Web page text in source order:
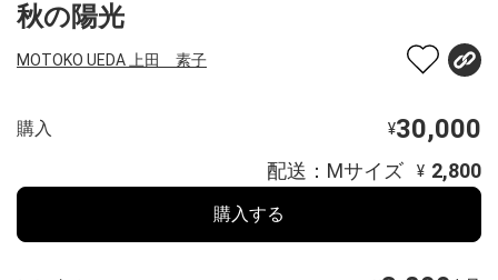
秋の陽光
MOTOKO UEDA 上田 素子
購入 ¥30,000
配送：Mサイズ ¥ 2,800
購入する